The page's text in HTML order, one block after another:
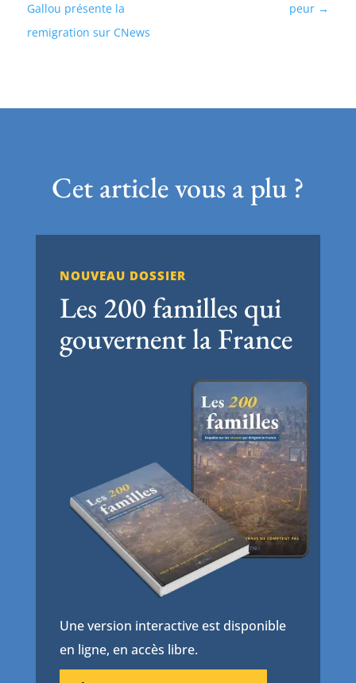
peur
Gallou présente la
remigration sur CNews
Cet article vous a plu ?
NOUVEAU DOSSIER
Les 200 familles qui
gouvernent la France
Une version interactive est disponible
en ligne, en accès libre.